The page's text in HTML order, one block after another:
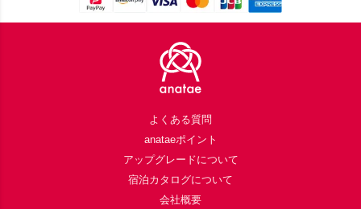
よくある質問
anataeポイント
アップグレードについて
宿泊カタログについて
会社概要